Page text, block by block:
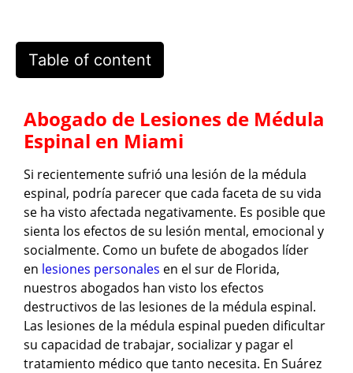
Table of content
Abogado de Lesiones de Médula
Espinal en Miami
Si recientemente sufrió una lesión de la médula
espinal, podría parecer que cada faceta de su vida
se ha visto afectada negativamente. Es posible que
sienta los efectos de su lesión mental, emocional y
socialmente. Como un bufete de abogados líder
en lesiones personales en el sur de Florida,
nuestros abogados han visto los efectos
destructivos de las lesiones de la médula espinal.
Las lesiones de la médula espinal pueden dificultar
su capacidad de trabajar, socializar y pagar el
tratamiento médico que tanto necesita. En Suárez